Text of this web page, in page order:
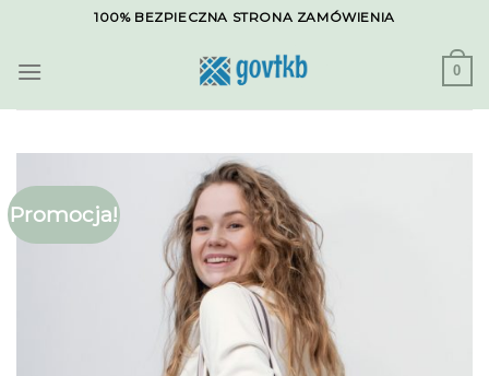
content
100% BEZPIECZNA STRONA ZAMÓWIENIA
0
Promocja!